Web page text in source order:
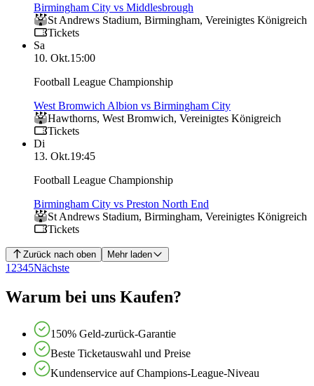
Birmingham City vs Middlesbrough
St Andrews Stadium, Birmingham, Vereinigtes Königreich
Tickets
Sa
10. Okt.15:00
Football League Championship
West Bromwich Albion vs Birmingham City
Hawthorns, West Bromwich, Vereinigtes Königreich
Tickets
Di
13. Okt.19:45
Football League Championship
Birmingham City vs Preston North End
St Andrews Stadium, Birmingham, Vereinigtes Königreich
Tickets
Zurück nach oben Mehr laden
1 2345Nächste
Warum bei uns Kaufen?
150% Geld-zurück-Garantie
Beste Ticketauswahl und Preise
Kundenservice auf Champions-League-Niveau